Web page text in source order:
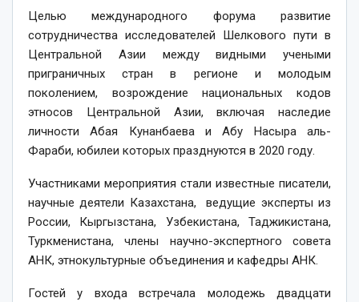
Целью международного форума развитие
сотрудничества исследователей Шелкового пути в
Центральной Азии между видными учеными
приграничных стран в регионе и молодым
поколением, возрождение национальных кодов
этносов Центральной Азии, включая наследие
личности Абая Кунанбаева и Абу Насыра аль-
Фараби, юбилеи которых празднуются в 2020 году.
Участниками мероприятия стали известные писатели,
научные деятели Казахстана, ведущие эксперты из
России, Кыргызстана, Узбекистана, Таджикистана,
Туркменистана, члены научно-экспертного совета
АНК, этнокультурные объединения и кафедры АНК.
Гостей у входа встречала молодежь двадцати